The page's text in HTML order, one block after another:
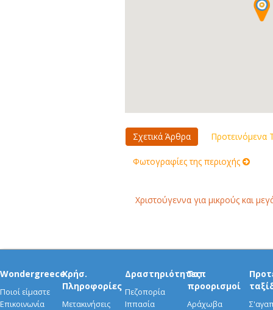
Σχετικά Άρθρα Προτεινόμενα
Φωτογραφίες της περιοχής
Χριστούγεννα για μικρούς και
Wondergreece
Ποιοί είμαστε
Επικοινωνία
Χρήσ.
Πληροφορίες
Μετακινήσεις
Δραστηριότητες
Πεζοπορία
Ιππασία
Τοπ
προορισμοί
Αράχωβα